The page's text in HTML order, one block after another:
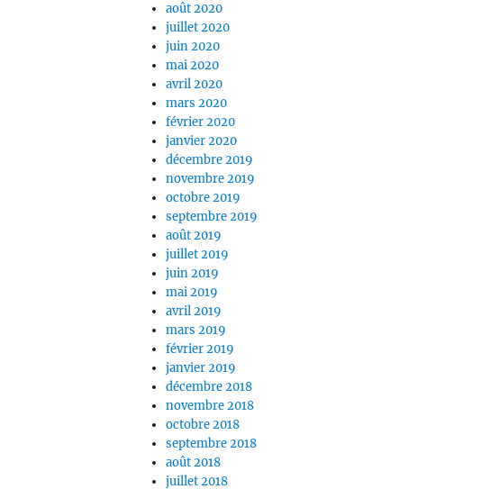
août 2020
juillet 2020
juin 2020
mai 2020
avril 2020
mars 2020
février 2020
janvier 2020
décembre 2019
novembre 2019
octobre 2019
septembre 2019
août 2019
juillet 2019
juin 2019
mai 2019
avril 2019
mars 2019
février 2019
janvier 2019
décembre 2018
novembre 2018
octobre 2018
septembre 2018
août 2018
juillet 2018